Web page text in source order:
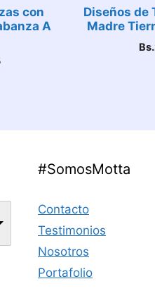
con
A
Diseños de
Madre
Bs.
#SomosMotta
Contacto
Testimonios
Nosotros
Portafolio